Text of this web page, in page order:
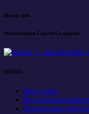
Икона дня
Фотогалерея Сергея Склярова
МЕНЮ
Наш собор
Приходские